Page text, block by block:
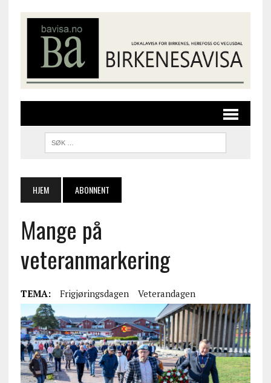
HJEM ABONNENT
Mange på
veteranmarkering
TEMA: Frigjøringsdagen Veterandagen